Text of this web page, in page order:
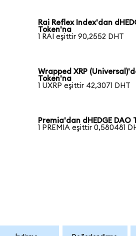
Rai Reflex Index'dan
Token'na
1 RAI eşittir 90,2552 DHT
Wrapped XRP
Token'na
1 UXRP eşittir 42,3071 DHT
Premia'dan dHEDGE DAO
1 PREMIA eşittir 0,580481